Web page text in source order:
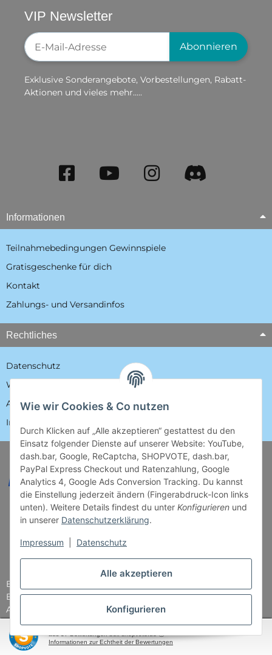
Alle akzeptieren
Konfigurieren
Wie wir Cookies & Co nutzen
Durch Klicken auf „Alle akzeptieren“ gestattest du den
Einsatz folgender Dienste auf unserer Website: YouTube,
dash.bar, Google, ReCaptcha, SHOPVOTE, dash.bar,
PayPal Express Checkout und Ratenzahlung, Google
Analytics 4, Google Ads Conversion Tracking. Du kannst
die Einstellung jederzeit ändern (Fingerabdruck-Icon links
unten). Weitere Details findest du unter Konfigurieren und
in unserer Datenschutzerklärung.
Impressum Datenschutz
VIP Newsletter
Newsletter-Registrierung
Abonnieren
Exklusive Sonderangebote, Vorbestellungen, Rabatt-
Aktionen und vieles mehr.....
Informationen
Teilnahmebedingungen Gewinnspiele
Gratisgeschenke für dich
Kontakt
Zahlungs- und Versandinfos
Rechtliches
Datenschutz
Widerrufsrecht
AGB
Impressum
Brettspiel-Paradies
Bender & Lipkowski GbR
Am Straßbach 5
61169 Friedberg
Tel: 06031 - 7907979
SEHR GUT (4.87 / 5)
aus37Bewertungen bei: shopvote.de ⓘ
Informationen zur Echtheit der Bewertungen